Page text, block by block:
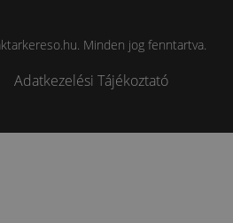
Minden jog fenntartva.
Adatkezelési Tájékoztató